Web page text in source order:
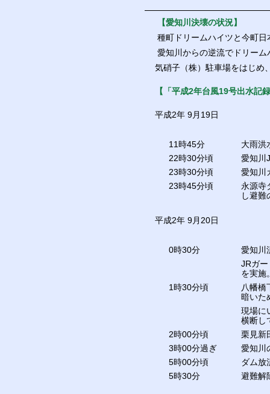
【愛知川決壊の状況】
種町ドリームハイツと今町
愛知川からの逆流でドリー
気硝子（株）駐車場をはじめ
【「平成2年台風19号出水記
平成2年 9月19日
11時45分
大雨洪
22時30分頃
愛知川
23時30分頃
愛知川
23時45分頃
永源寺
し避難
平成2年 9月20日
0時30分
愛知川
JRガ
を実施
1時30分頃
八幡橋
暗いた
現場に
横断し
2時00分頃
栗見新
3時00分過ぎ
愛知川
5時00分頃
ダム放
5時30分
避難解